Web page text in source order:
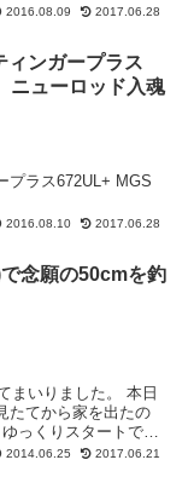
2016.08.09 2017.06.28
ィンガープラス
ューロッド入魂
プラス672UL+ MGS
2016.08.10 2017.06.28
念願の50cmを釣
まいりました。 本日
たてから家を出たの
っくりスタートで
2014.06.25 2017.06.21